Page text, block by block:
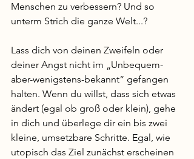
Menschen zu verbessern? Und so
unterm Strich die ganze Welt...?
Lass dich von deinen Zweifeln oder
deiner Angst nicht im „Unbequem-
aber-wenigstens-bekannt“ gefangen
halten. Wenn du willst, dass sich etwas
ändert (egal ob groß oder klein), gehe
in dich und überlege dir ein bis zwei
kleine, umsetzbare Schritte. Egal, wie
utopisch das Ziel zunächst erscheinen